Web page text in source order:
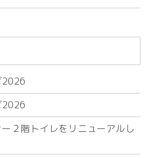
2026
2026
２階トイレをリニューアルし